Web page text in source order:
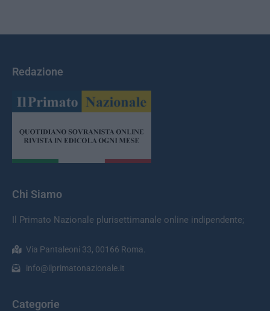
Redazione
Chi Siamo
Il Primato Nazionale plurisettimanale online indipendente;
Via Pantaleoni 33, 00166 Roma.
info@ilprimatonazionale.it
Categorie